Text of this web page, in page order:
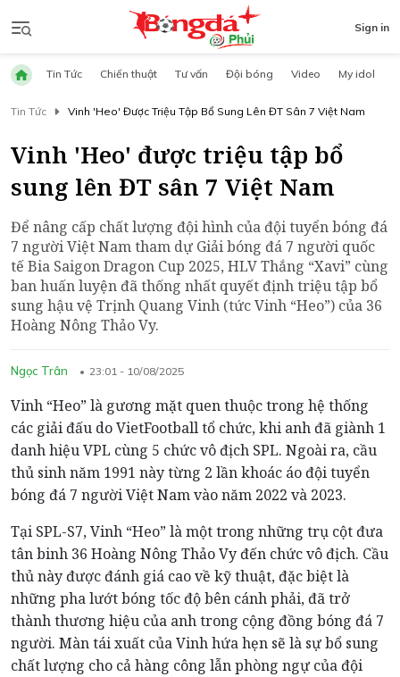
Sign in
Tin Tức Chiến thuật Tư vấn Đội bóng Video My idol
Tin Tức Vinh 'Heo' Được Triệu Tập Bổ Sung Lên ĐT Sân 7 Việt Nam
Vinh 'Heo' được triệu tập bổ
sung lên ĐT sân 7 Việt Nam
Để nâng cấp chất lượng đội hình của đội tuyển bóng đá
7 người Việt Nam tham dự Giải bóng đá 7 người quốc
tế Bia Saigon Dragon Cup 2025, HLV Thắng “Xavi” cùng
ban huấn luyện đã thống nhất quyết định triệu tập bổ
sung hậu vệ Trịnh Quang Vinh (tức Vinh “Heo”) của 36
Hoàng Nông Thảo Vy.
Ngọc Trân 23:01 - 10/08/2025
Vinh “Heo” là gương mặt quen thuộc trong hệ thống
các giải đấu do VietFootball tổ chức, khi anh đã giành 1
danh hiệu VPL cùng 5 chức vô địch SPL. Ngoài ra, cầu
thủ sinh năm 1991 này từng 2 lần khoác áo đội tuyển
bóng đá 7 người Việt Nam vào năm 2022 và 2023.
Tại SPL-S7, Vinh “Heo” là một trong những trụ cột đưa
tân binh 36 Hoàng Nông Thảo Vy đến chức vô địch. Cầu
thủ này được đánh giá cao về kỹ thuật, đặc biệt là
những pha lướt bóng tốc độ bên cánh phải, đã trở
thành thương hiệu của anh trong cộng đồng bóng đá 7
người. Màn tái xuất của Vinh hứa hẹn sẽ là sự bổ sung
chất lượng cho cả hàng công lẫn phòng ngự của đội